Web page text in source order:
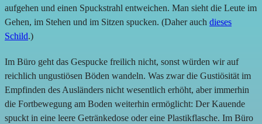
aufgehen und einen Spuckstrahl entweichen. Man sieht die Leute im
Gehen, im Stehen und im Sitzen spucken. (Daher auch dieses
Schild.)
Im Büro geht das Gespucke freilich nicht, sonst würden wir auf
reichlich ungustiösen Böden wandeln. Was zwar die Gustiösität im
Empfinden des Ausländers nicht wesentlich erhöht, aber immerhin
die Fortbewegung am Boden weiterhin ermöglicht: Der Kauende
spuckt in eine leere Getränkedose oder eine Plastikflasche. Im Büro